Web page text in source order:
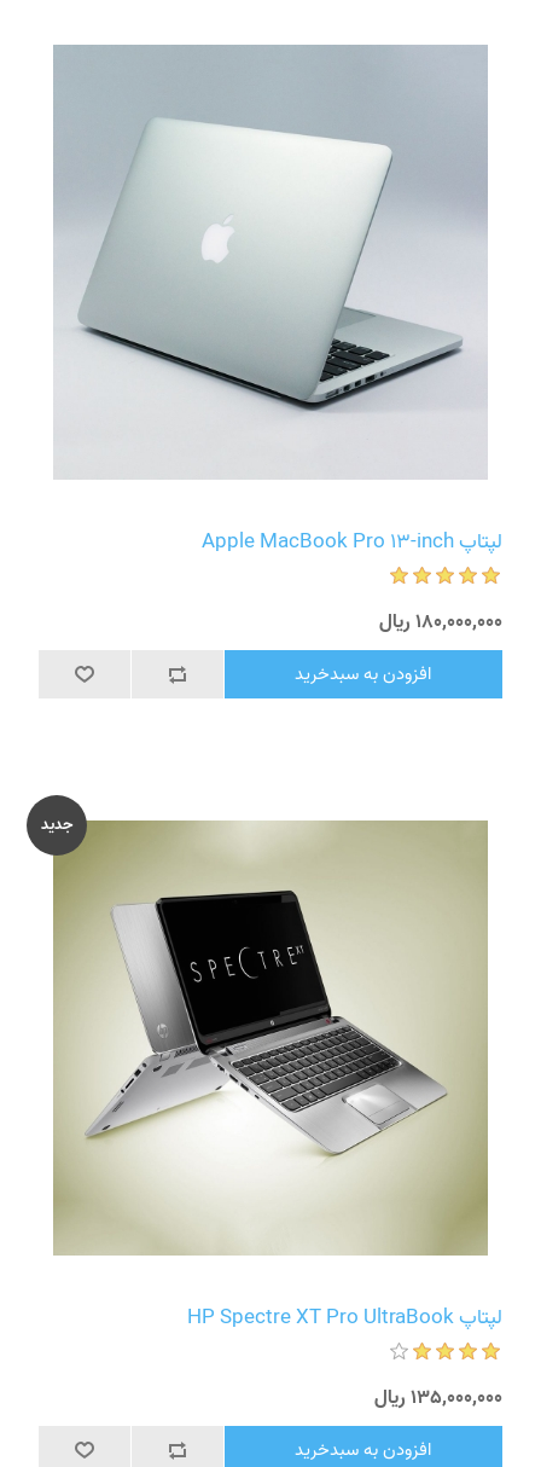
لپتاپ Apple MacBook Pro 13-inch
180٬000٬000 ریال
افزودن به سبدخرید
جدید
لپتاپ HP Spectre XT Pro UltraBook
135٬000٬000 ریال
افزودن به سبدخرید